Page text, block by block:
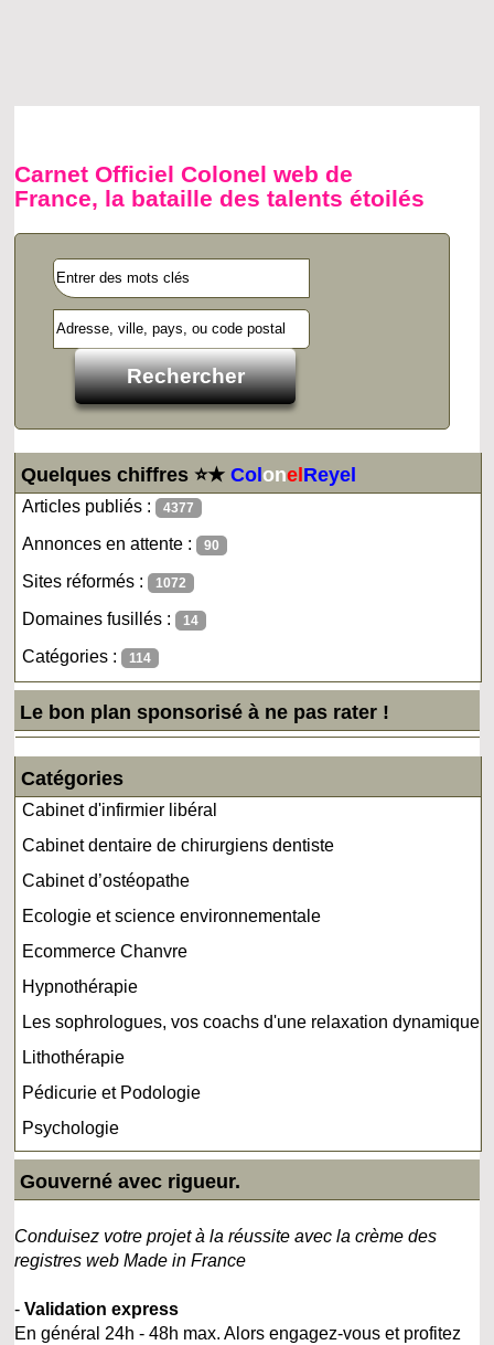
Carnet Officiel Colonel web de
France, la bataille des talents étoilés
Quelques chiffres ⭐★ColonelReyel
Articles publiés : 4377
Annonces en attente : 90
Sites réformés : 1072
Domaines fusillés : 14
Catégories : 114
Le bon plan sponsorisé à ne pas rater !
Catégories
Cabinet d'infirmier libéral
Cabinet dentaire de chirurgiens dentiste
Cabinet d’ostéopathe
Ecologie et science environnementale
Ecommerce Chanvre
Hypnothérapie
Les sophrologues, vos coachs d'une relaxation dynamique
Lithothérapie
Pédicurie et Podologie
Psychologie
Gouverné avec rigueur.
Conduisez votre projet à la réussite avec la crème des
registres web Made in France
-Validation express
En général 24h - 48h max. Alors engagez-vous et profitez